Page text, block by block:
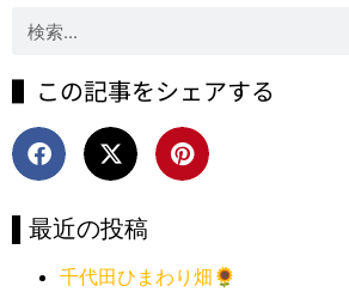
▌この記事をシェアする
▌最近の投稿
千代田ひまわり畑🌻